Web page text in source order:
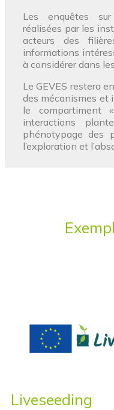
Les enquêtes
réalisées par les
acteurs des
informations
à considérer dans
Le GEVES restera
des mécanismes et
le compartiment
interactions
phénotypage des
l’exploration et
Liveseeding